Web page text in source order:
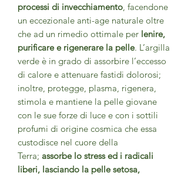
processi di invecchiamento, facendone
un eccezionale anti-age naturale oltre
che ad un rimedio ottimale per lenire,
purificare e rigenerare la pelle. L’argilla
verde è in grado di assorbire l’eccesso
di calore e attenuare fastidi dolorosi;
inoltre, protegge, plasma, rigenera,
stimola e mantiene la pelle giovane
con le sue forze di luce e con i sottili
profumi di origine cosmica che essa
custodisce nel cuore della
Terra; assorbe lo stress ed i radicali
liberi, lasciando la pelle setosa,